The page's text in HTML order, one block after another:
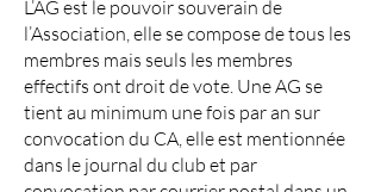
L’AG est le pouvoir souverain de
l’Association, elle se compose de tous les
membres mais seuls les membres
effectifs ont droit de vote. Une AG se
tient au minimum une fois par an sur
convocation du CA, elle est mentionnée
dans le journal du club et par